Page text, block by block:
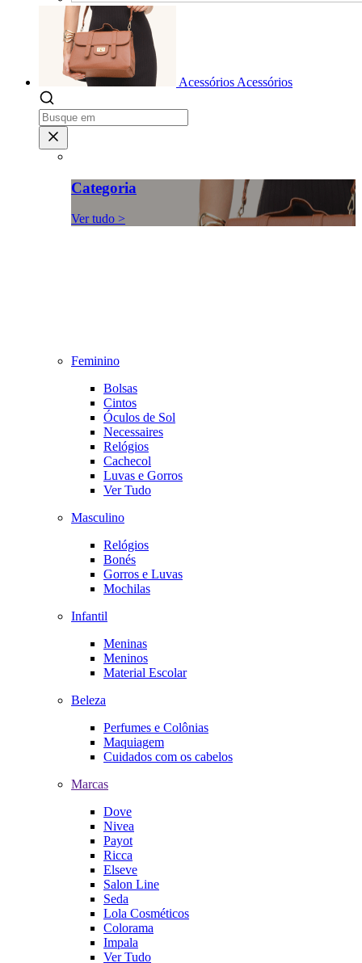
Acessórios Acessórios
Categoria
Ver tudo >
Feminino
Bolsas
Cintos
Óculos de Sol
Necessaires
Relógios
Cachecol
Luvas e Gorros
Ver Tudo
Masculino
Relógios
Bonés
Gorros e Luvas
Mochilas
Infantil
Meninas
Meninos
Material Escolar
Beleza
Perfumes e Colônias
Maquiagem
Cuidados com os cabelos
Marcas
Dove
Nivea
Payot
Ricca
Elseve
Salon Line
Seda
Lola Cosméticos
Colorama
Impala
Ver Tudo